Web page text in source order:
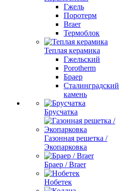
Гжель
Поротерм
Braer
Термоблок
Теплая керамика
Гжельский
Porotherm
Браер
Сталинградский
камень
Брусчатка
Газонная решетка /
Экопарковка
Браер / Braer
Нобетек